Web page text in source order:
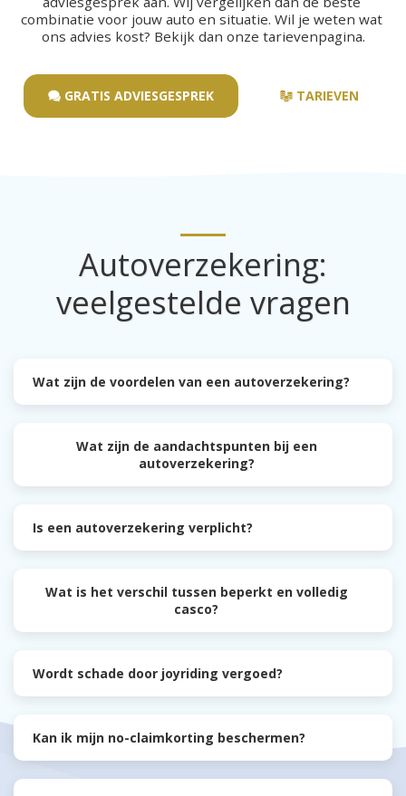
combinatie voor jouw auto en situatie. Wil je weten wat
ons advies kost? Bekijk dan onze tarievenpagina.
GRATIS ADVIESGESPREK TARIEVEN
Autoverzekering:
veelgestelde vragen
Wat zijn de voordelen van een autoverzekering?
Wat zijn de aandachtspunten bij een
autoverzekering?
Is een autoverzekering verplicht?
Wat is het verschil tussen beperkt en volledig
casco?
Wordt schade door joyriding vergoed?
Kan ik mijn no-claimkorting beschermen?